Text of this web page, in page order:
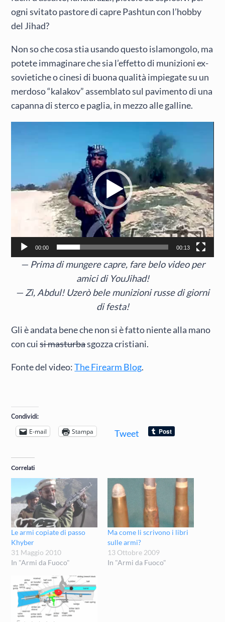
ogni svitato pastore di capre Pashtun con l’hobby
del Jihad?
Non so che cosa stia usando questo islamongolo, ma
potete immaginare che sia l’effetto di munizioni ex-
sovietiche o cinesi di buona qualità impiegate su un
merdoso “kalakov” assemblato sul pavimento di una
capanna di sterco e paglia, in mezzo alle galline.
00:00 00:13
— Prima di mungere capre, fare belo video per
amici di YouJihad!
— Zì, Abdul! Uzerò bele munizioni russe di giorni
di festa!
Gli è andata bene che non si è fatto niente alla mano
con cuisi masturbasgozza cristiani.
Fonte del video:The Firearm Blog.
Condividi:
E-mail Stampa Tweet
Correlati
Le armi copiate di passo
Khyber
31 Maggio 2010
In "Armi da Fuoco"
Ma come li scrivono i libri
sulle armi?
13 Ottobre 2009
In "Armi da Fuoco"